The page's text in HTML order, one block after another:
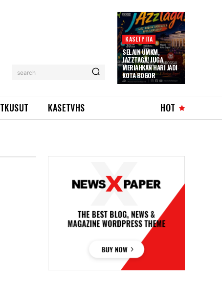
search
KASETPITA
SELAIN UMKM,
JAZZTAGA! JUGA
MERIAHKAN HARI JADI
KOTA BOGOR
KASETVHS HOT